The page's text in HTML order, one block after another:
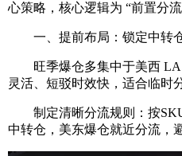
心策略，核心逻辑为 “前置分
一、提前布局：锁定中转仓
旺季爆仓多集中于美西 LA、
灵活、短驳时效快，适合临时
制定清晰分流规则：按SKU
中转仓，美东爆仓就近分流，